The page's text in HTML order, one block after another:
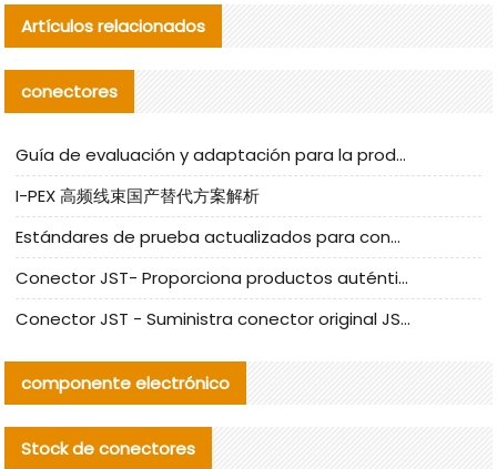
Artículos relacionados
conectores
Guía de evaluación y adaptación para la producción en serie de componentes de cables nacionales para CNC Tech
I-PEX 高频线束国产替代方案解析
Estándares de prueba actualizados para conectores nacionales bajo la referencia de CLIFF
Conector JST- Proporciona productos auténticos y alternativos del conector JST NSHR-02V-S
Conector JST - Suministra conector original JST GHR-09V-S | productos alternativos
componente electrónico
Stock de conectores